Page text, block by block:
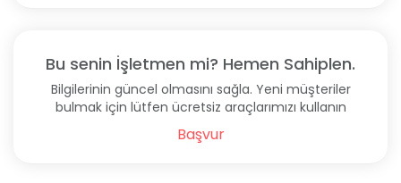
Bu senin İşletmen mi? Hemen Sahiplen.
Bilgilerinin güncel olmasını sağla. Yeni müşteriler
bulmak için lütfen ücretsiz araçlarımızı kullanın
Başvur